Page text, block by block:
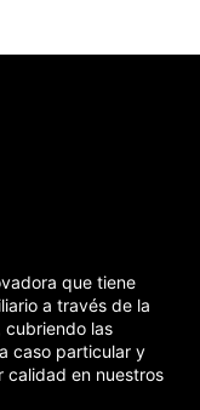
que tiene
a través de la
cubriendo las
caso particular y
calidad en nuestros